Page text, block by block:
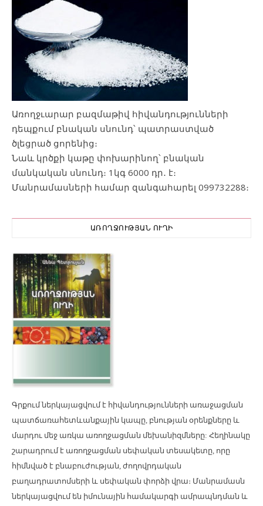
Առողջւարար բազմաթիվ հիվանդությունների
դեպքում բնական սնունդ՝ պատրաստված
ծլեցրած ցորենից։
Նաև կրծքի կաթը փոխարինող՝ բնական
մանկական սնունդ։ 1կգ 6000 դր․ է։
Մանրամասների համար զանգահարել 099732288։
ԱՌՈՂՋՈՒԹՅԱՆ ՈՒՂԻ
Գրքում ներկայացվում է հիվանդությունների առաջացման
պատճառահետևանքային կապը, բնության օրենքները և
մարդու մեջ առկա առողջացման մեխանիզմները: Հեղինակը
շարադրումէ առողջացման սեփական տեսակետը , որը
հիմնված է բնաբուժության, ժողովրդական
բաղադրատոմսերի և սեփական փորձի վրա։ Մանրամասն
ներկայացվում են իմունային համակարգի ամրապնդման և